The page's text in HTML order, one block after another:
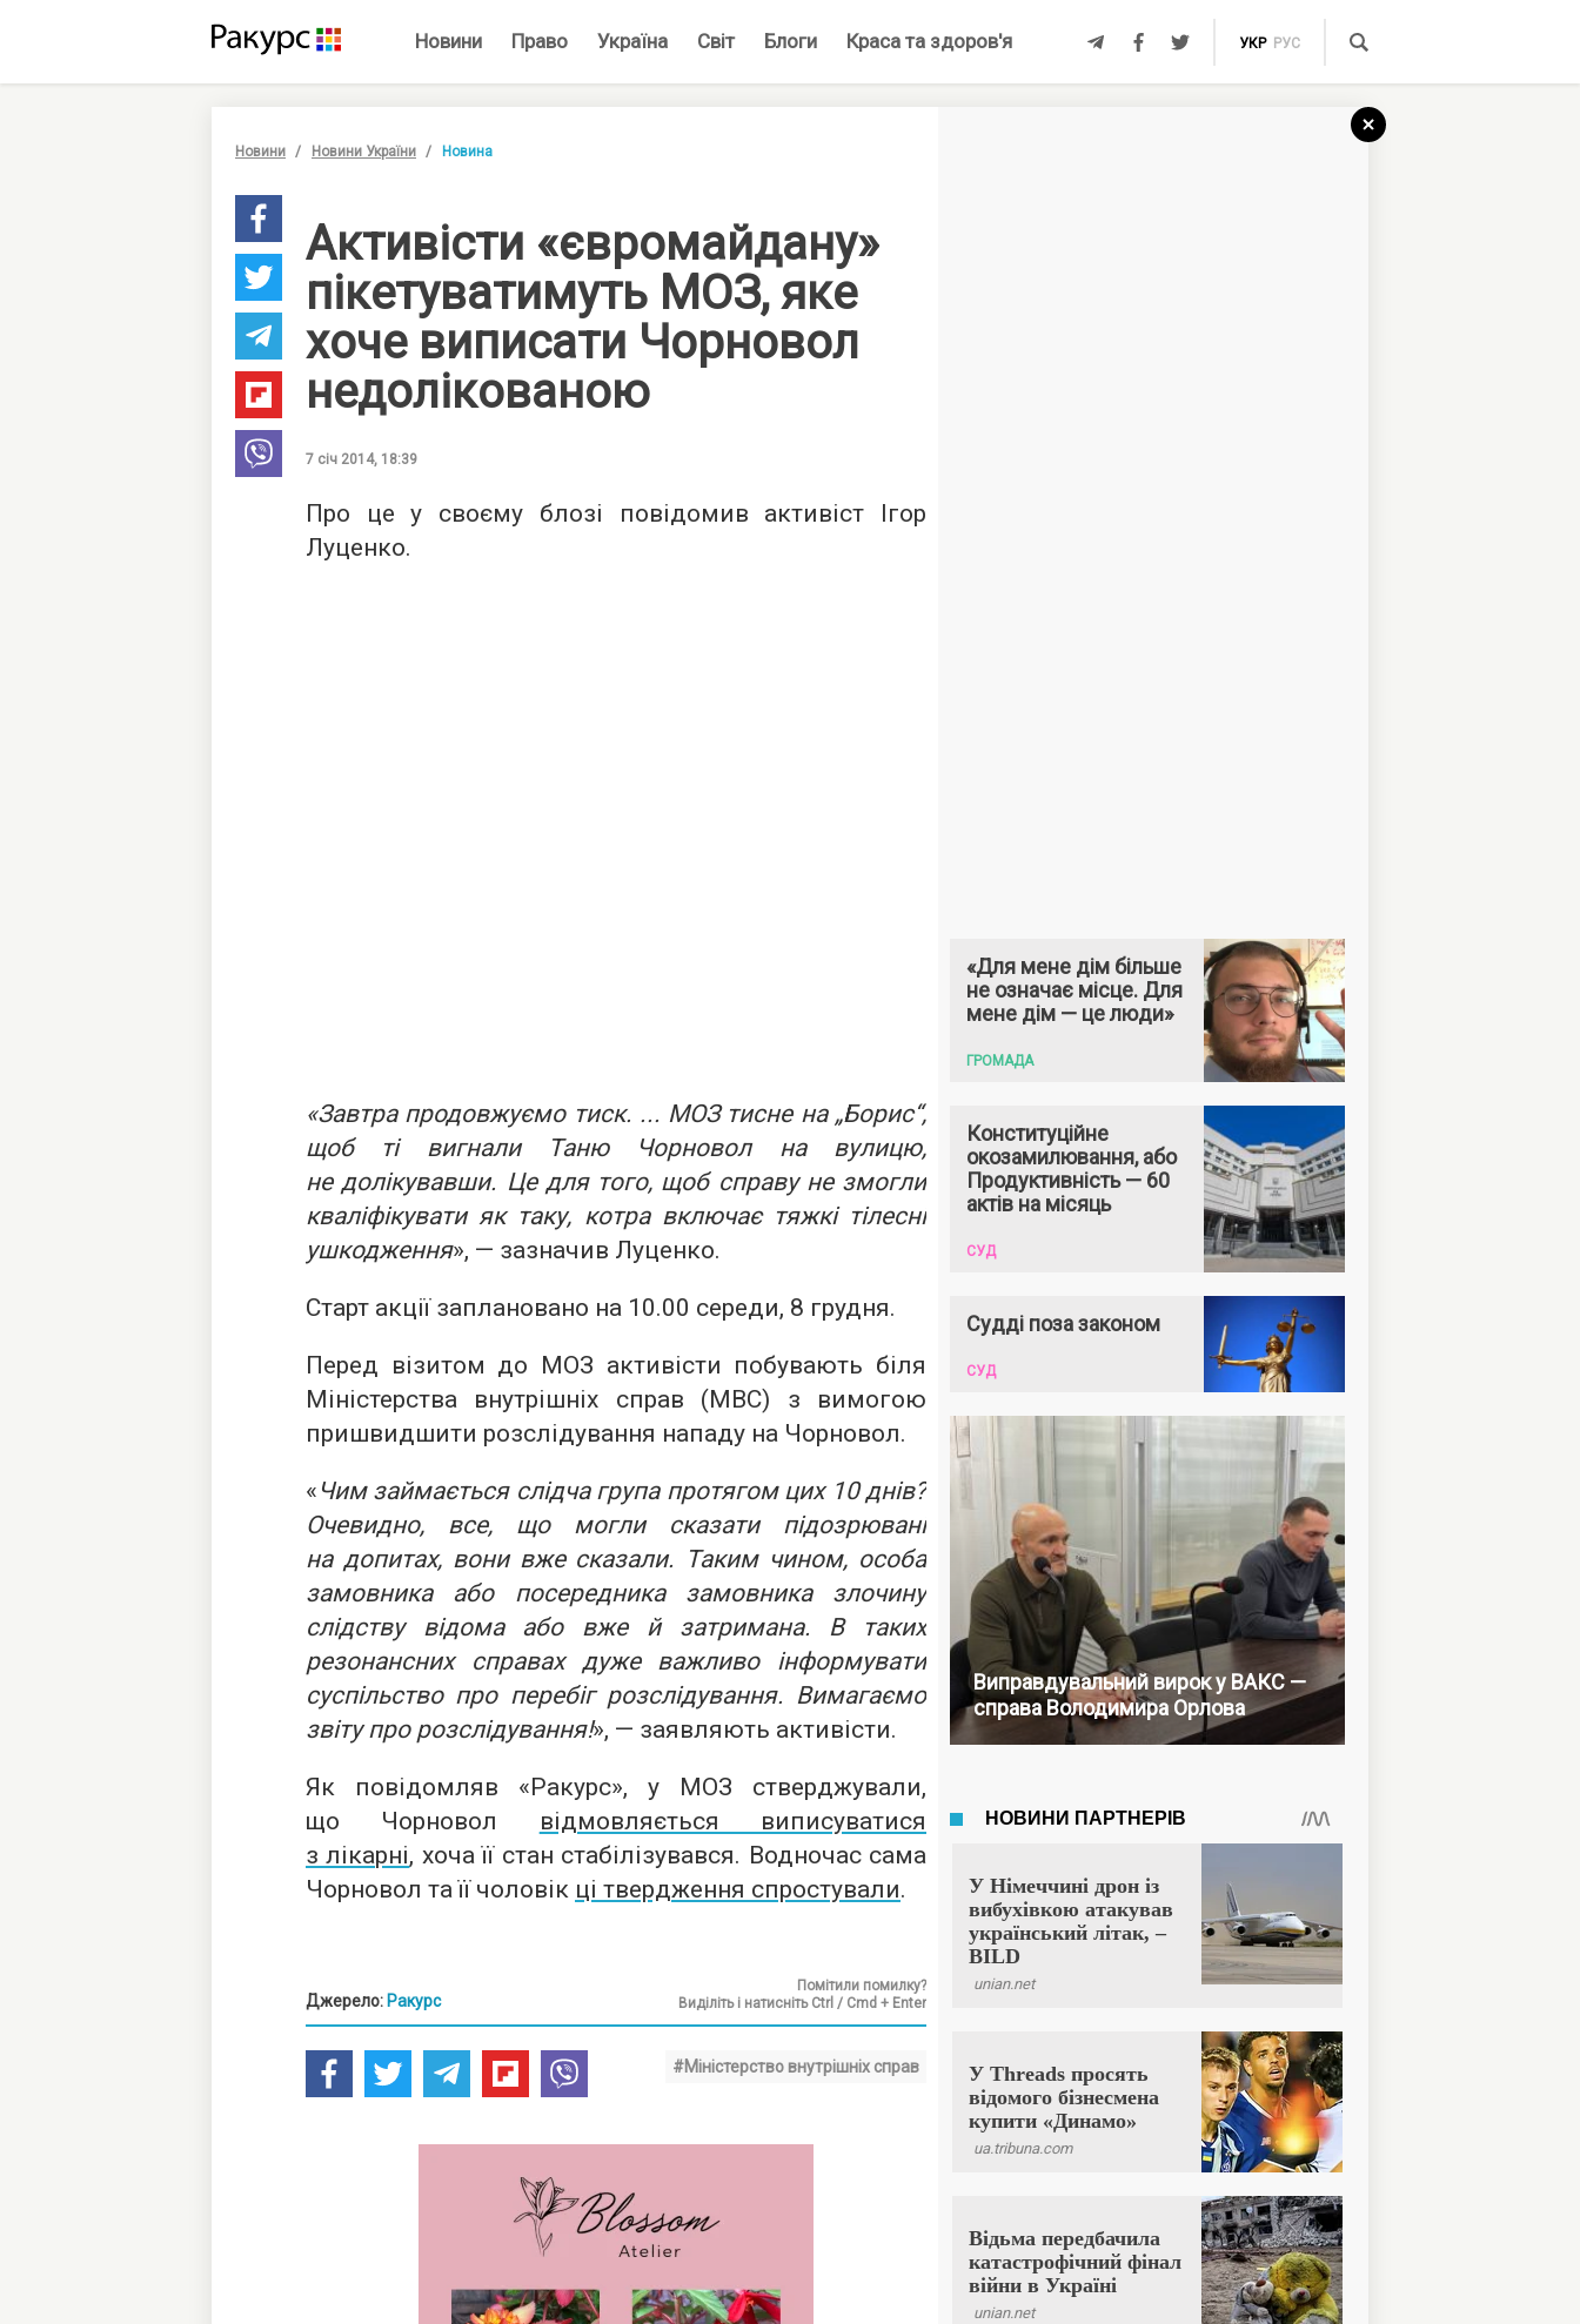
Новини Право Україна Світ Блоги Краса та здоров'я УКР РУС
Новини Новини України Новина
Активісти «євромайдану»
пікетуватимуть МОЗ, яке
хоче виписати Чорновол
недолікованою
7 січ 2014, 18:39
Про це у своєму блозі повідомив активіст Ігор
Луценко.
«Завтра продовжуємо тиск. ... МОЗ тисне на „Борис“,
щоб ті вигнали Таню Чорновол на вулицю,
не долікувавши. Це для того, щоб справу не змогли
кваліфікувати як таку, котра включає тяжкі тілесні
ушкодження», — зазначив Луценко.
Старт акції заплановано на 10.00 середи, 8 грудня.
Перед візитом до МОЗ активісти побувають біля
Міністерства внутрішніх справ (МВС) з вимогою
пришвидшити розслідування нападу на Чорновол.
« Чим займається слідча група протягом цих 10 днів?
Очевидно, все, що могли сказати підозрювані
на допитах, вони вже сказали. Таким чином, особа
замовника або посередника замовника злочину
слідству відома або вже й затримана. В таких
резонансних справах дуже важливо інформувати
суспільство про перебіг розслідування. Вимагаємо
звіту про розслідування!», — заявляють активісти.
Як повідомляв «Ракурс», у МОЗ стверджували,
що Чорновол відмовляється виписуватися
з лікарні, хоча її стан стабілізувався. Водночас сама
Чорновол та її чоловік ці твердження спростували.
Джерело: Ракурс
Помітили помилку?
Виділіть і натисніть Ctrl / Cmd + Enter
#Міністерство внутрішніх справ
«Для мене дім більше
не означає місце. Для
мене дім — це люди»
ГРОМАДА
Конституційне
окозамилювання, або
Продуктивність — 60
актів на місяць
СУД
Судді поза законом
СУД
Виправдувальний вирок у ВАКС —
справа Володимира Орлова